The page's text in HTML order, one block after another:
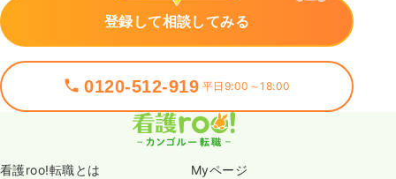
登録して相談してみる
0120-512-919 平日9:00～18:00
看護roo!転職とは Myページ